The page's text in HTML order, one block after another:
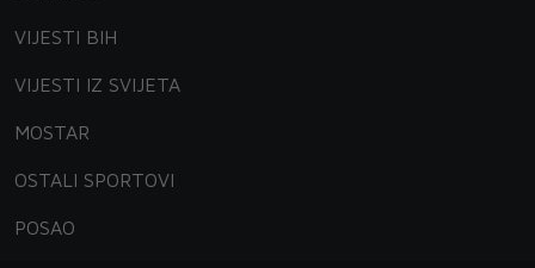
VIJESTI BIH
VIJESTI IZ SVIJETA
MOSTAR
OSTALI SPORTOVI
POSAO